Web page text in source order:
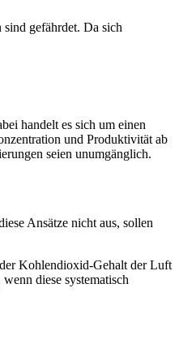
gefährdet. Da sich
handelt es sich um einen
und Produktivität ab
seien unumgänglich.
Ansätze nicht aus, sollen
Kohlendioxid-Gehalt der Luft
diese systematisch